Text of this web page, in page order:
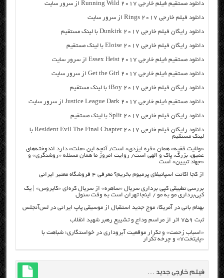
دانلود مستقیم فیلم خارجی Running Wild 2017 از سرور سایت
دانلود فیلم خارجی Rings 2017 از سرور سایت
دانلود رایگان فیلم خارجی Dunkirk 2017 با لینک مستقیم
دانلود رایگان فیلم خارجی Eloise 2017 با لینک مستقیم
دانلود مستقیم فیلم خارجی Essex Heist 2017 از سرور سایت
دانلود مستقیم فیلم خارجی Get the Girl 2017 از سرور سایت
دانلود رایگان فیلم خارجی iBoy 2017 با لینک مستقیم
دانلود مستقیم فیلم خارجی Justice League Dark 2017 از سرور سایت
دانلود رایگان فیلم خارجی Split 2017 با لینک مستقیم
دانلود رایگان فیلم خارجی Resident Evil The Final Chapter 2017 با
لینک مستقیم
«ولایت فقیه» همان «فره ایزدی» است/ آنچه این «ملت» دارد اندوخته‌های
عمیق، بزرگ، پاک و الهی است/ روایت امروز ما همان مسئله «روشنگری» و
«جهاد تبیین» است
از کجا اکانت اسپاتیفای پرمیوم بخریم؟ معرفی ۴ فروشگاه معتبر ایرانی
بررسی تطبیقی کپی برداری سریال «ساهره» از سریال کره‌ای «کایروس» | یک
کپی‌برداری مو به مو / اینجا تهران است به وقت سئول
بهنام بانی در آمریکا: موج جدید استقبال از موسیقی پاپ ایرانی در لس‌آنجلس
ثبت ۷۵۹ اثر از مراسم وداع و تشییع رهبر شهید انقلاب
«اسباب زحمت» و تکرار موقعیت آبروداری در خواستگاری؛ شباهت با
«پایتخت۷» و چرخه تکرار
فیلم خارجی جدید …